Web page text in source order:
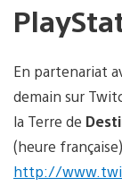
En partenariat
demain sur
la Terre de
(heure
http://